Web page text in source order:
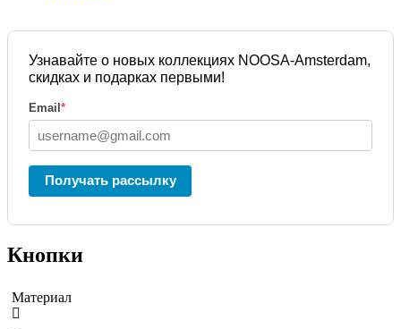
Узнавайте о новых коллекциях NOOSA-Amsterdam,
скидках и подарках первыми!
Email *
Получать рассылку
Кнопки
Материал